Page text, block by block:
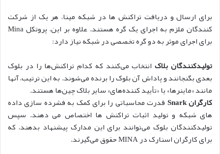
برای ارسال و دریافت تراکنش ها در شبکه مینا، هر یک از شرکت
کنندگان ملزم به اجرای یک گره هستند. علاوه بر این، پروتکل Mina
برای اجرای موثر به دو گره تخصصی در شبکه نیاز دارد:
تولیدکنندگان بلاکانتخاب می‌کنند که کدام تراکنش‌ها را در بلوک
بعدی بگنجانند و پاداش آن بلوک را برنده می‌شوند. به این ترتیب، آنها
مانند «ماینرها» یا «تأیید کننده‌های» سایر بلاک چین‌ها هستند.
کارگران Snark
قدرت محاسباتی را برای کمک به فشرده سازی داده
های شبکه و تولید اثبات تراکنش ها اختصاص می دهند. سپس
تولیدکنندگان بلوک می‌توانند برای این مدارک پیشنهاد بدهند، که
برای کارگران اسنارک در MINA حقوق می‌گیرند.